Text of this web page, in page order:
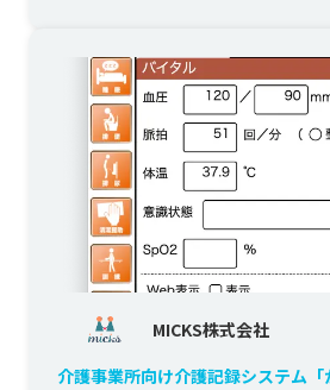
MICKS株式会社
介護事業所向け介護記録システム「